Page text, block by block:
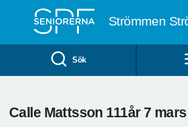
Strömmen
Sök
Calle Mattsson 111år 7 mars